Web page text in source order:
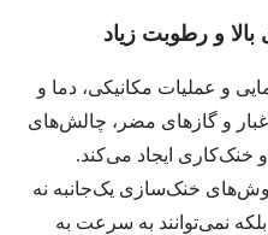
و رطوبت زیاد
و عملیات مکانیکی، دما و
غبار و گازهای مضر، چالش‌های
خنک‌کاری ایجاد می‌کند.
خنک‌سازی یک‌جانبه نه
بلکه نمی‌توانند به سرعت به